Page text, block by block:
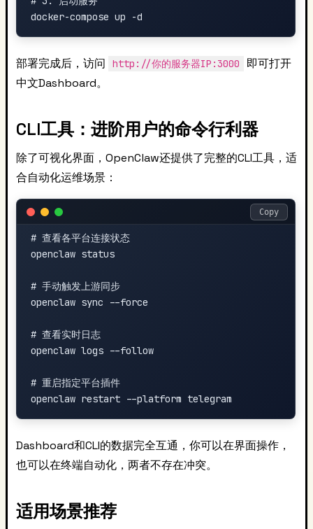
部署完成后，访问 http://你的服务器IP:3000
即可打开
中文Dashboard。
CLI工具：进阶用户的命令行利器
除了可视化界面，OpenClaw还提供了完整的CLI工具，适
合自动化运维场景：
# 查看各平台连接状态
openclaw status
# 手动触发上游同步
openclaw sync --force
# 查看实时日志
openclaw logs --follow
# 重启指定平台插件
Copy
Dashboard和CLI的数据完全互通，你可以在界面操作，
也可以在终端自动化，两者不存在冲突。
适用场景推荐